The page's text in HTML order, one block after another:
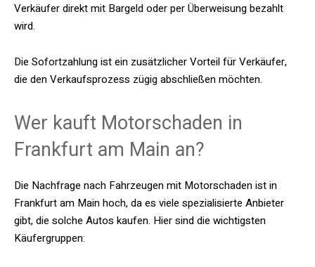
Verkäufer direkt mit Bargeld oder per Überweisung bezahlt
wird.
Die Sofortzahlung ist ein zusätzlicher Vorteil für Verkäufer,
die den Verkaufsprozess zügig abschließen möchten.
Wer kauft Motorschaden in
Frankfurt am Main an?
Die Nachfrage nach Fahrzeugen mit Motorschaden ist in
Frankfurt am Main hoch, da es viele spezialisierte Anbieter
gibt, die solche Autos kaufen. Hier sind die wichtigsten
Käufergruppen: